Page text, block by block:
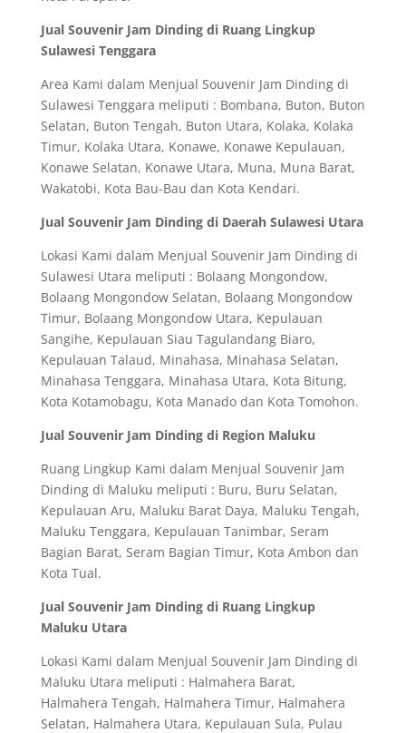
Jual Souvenir Jam Dinding di Ruang Lingkup
Sulawesi Tenggara
Area Kami dalam Menjual Souvenir Jam Dinding di
Sulawesi Tenggara meliputi : Bombana, Buton, Buton
Selatan, Buton Tengah, Buton Utara, Kolaka, Kolaka
Timur, Kolaka Utara, Konawe, Konawe Kepulauan,
Konawe Selatan, Konawe Utara, Muna, Muna Barat,
Wakatobi, Kota Bau-Bau dan Kota Kendari.
Jual Souvenir Jam Dinding di Daerah Sulawesi Utara
Lokasi Kami dalam Menjual Souvenir Jam Dinding di
Sulawesi Utara meliputi : Bolaang Mongondow,
Bolaang Mongondow Selatan, Bolaang Mongondow
Timur, Bolaang Mongondow Utara, Kepulauan
Sangihe, Kepulauan Siau Tagulandang Biaro,
Kepulauan Talaud, Minahasa, Minahasa Selatan,
Minahasa Tenggara, Minahasa Utara, Kota Bitung,
Kota Kotamobagu, Kota Manado dan Kota Tomohon.
Jual Souvenir Jam Dinding di Region Maluku
Ruang Lingkup Kami dalam Menjual Souvenir Jam
Dinding di Maluku meliputi : Buru, Buru Selatan,
Kepulauan Aru, Maluku Barat Daya, Maluku Tengah,
Maluku Tenggara, Kepulauan Tanimbar, Seram
Bagian Barat, Seram Bagian Timur, Kota Ambon dan
Kota Tual.
Jual Souvenir Jam Dinding di Ruang Lingkup
Maluku Utara
Lokasi Kami dalam Menjual Souvenir Jam Dinding di
Maluku Utara meliputi : Halmahera Barat,
Halmahera Tengah, Halmahera Timur, Halmahera
Selatan, Halmahera Utara, Kepulauan Sula, Pulau